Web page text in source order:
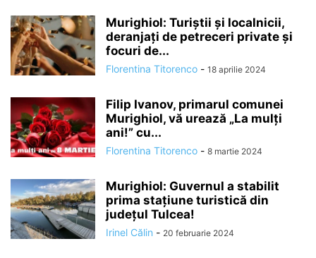
Murighiol: Turiștii și localnicii,
deranjați de petreceri private și
focuri de...
Florentina Titorenco - 18 aprilie 2024
Filip Ivanov, primarul comunei
Murighiol, vă urează „La mulți
ani!” cu...
Florentina Titorenco - 8 martie 2024
Murighiol: Guvernul a stabilit
prima stațiune turistică din
județul Tulcea!
Irinel Călin - 20 februarie 2024